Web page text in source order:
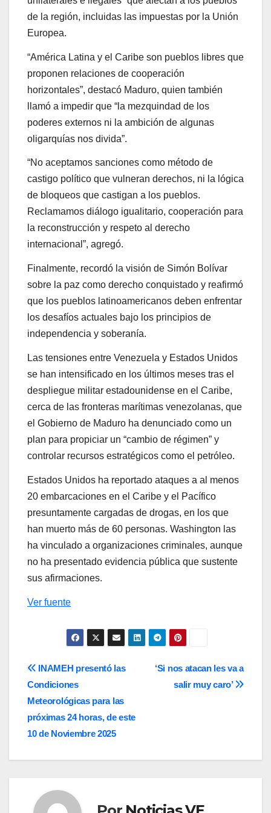
de la región, incluidas las impuestas por la Unión
Europea.
“América Latina y el Caribe son pueblos libres que
proponen relaciones de cooperación
horizontales”, destacó Maduro, quien también
llamó a impedir que “la mezquindad de los
poderes externos ni la ambición de algunas
oligarquías nos divida”.
“No aceptamos sanciones como método de
castigo político que vulneran derechos, ni la lógica
de bloqueos que castigan a los pueblos.
Reclamamos diálogo igualitario, cooperación para
la reconstrucción y respeto al derecho
internacional”, agregó.
Finalmente, recordó la visión de Simón Bolívar
sobre la paz como derecho conquistado y reafirmó
que los pueblos latinoamericanos deben enfrentar
los desafíos actuales bajo los principios de
independencia y soberanía.
Las tensiones entre Venezuela y Estados Unidos
se han intensificado en los últimos meses tras el
despliegue militar estadounidense en el Caribe,
cerca de las fronteras marítimas venezolanas, que
el Gobierno de Maduro ha denunciado como un
plan para propiciar un “cambio de régimen” y
controlar recursos estratégicos como el petróleo.
Estados Unidos ha reportado ataques a al menos
20 embarcaciones en el Caribe y el Pacífico
presuntamente cargadas de drogas, en los que
han muerto más de 60 personas. Washington las
ha vinculado a organizaciones criminales, aunque
no ha presentado evidencia pública que sustente
sus afirmaciones.
Ver fuente
Navegación
de
entradas
‘Si nos atacan les va a
salir muy caro’
INAMEH presentó las
Condiciones
Meteorológicas para las
próximas 24 horas, de este
10 de Noviembre 2025